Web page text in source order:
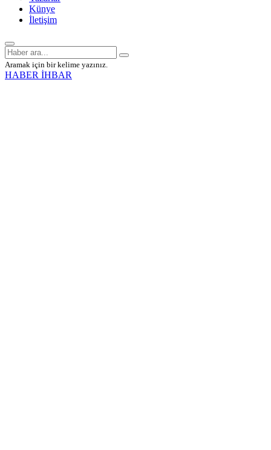
Künye
İletişim
Aramak için bir kelime yazınız.
HABER İHBAR